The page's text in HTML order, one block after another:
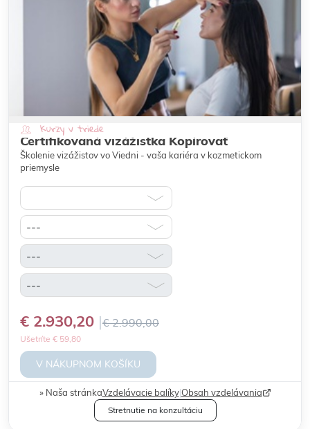
Kurzy v triede
Certifikovaná vizážistka Kopírovať
Školenie vizážistov vo Viedni - vaša kariéra v kozmetickom
priemysle
€ 2.930,20 € 2.990,00
Ušetríte € 59,80
V NÁKUPNOM KOŠÍKU
Naša stránkaVzdelávacie balíky|Obsah vzdelávania
Stretnutie na konzultáciu